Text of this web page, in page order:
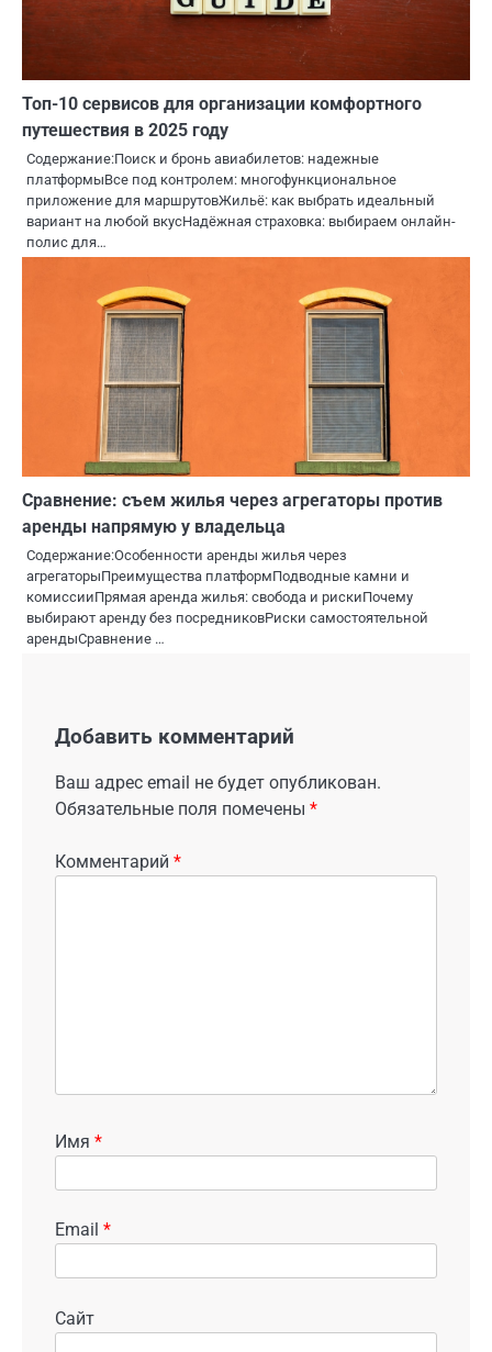
Топ-10 сервисов для организации комфортного
путешествия в 2025 году
Содержание:Поиск и бронь авиабилетов: надежные
платформыВсе под контролем: многофункциональное
приложение для маршрутовЖильё: как выбрать идеальный
вариант на любой вкусНадёжная страховка: выбираем онлайн-
полис для…
Сравнение: съем жилья через агрегаторы против
аренды напрямую у владельца
Содержание:Особенности аренды жилья через
агрегаторыПреимущества платформПодводные камни и
комиссииПрямая аренда жилья: свобода и рискиПочему
выбирают аренду без посредниковРиски самостоятельной
арендыСравнение …
Добавить комментарий
Ваш адрес email не будет опубликован.
Обязательные поля помечены *
Комментарий *
Имя *
Email *
Сайт